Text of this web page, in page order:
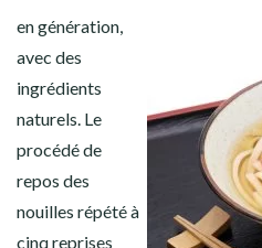
en génération,
avec des
ingrédients
naturels. Le
procédé de
repos des
nouilles répété à
cinq reprises